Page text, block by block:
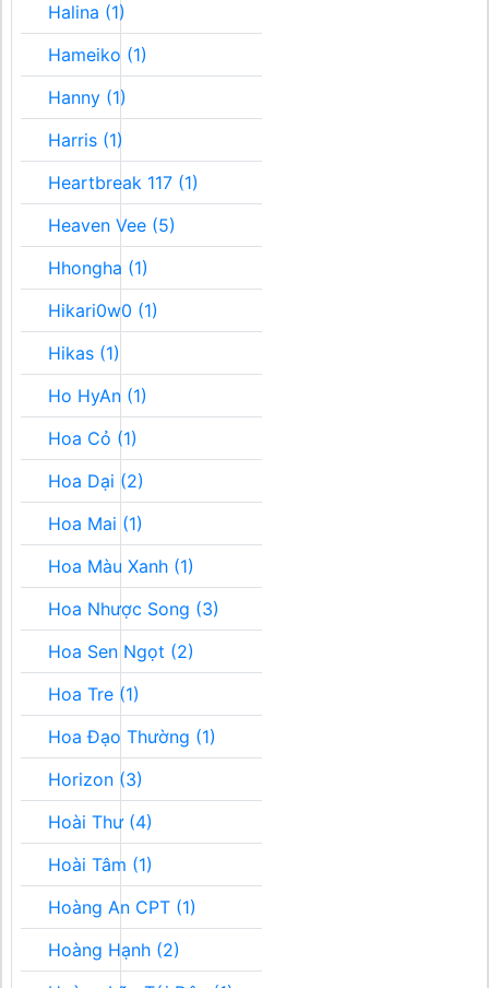
Halina (1)
Hameiko (1)
Hanny (1)
Harris (1)
Heartbreak 117 (1)
Heaven Vee (5)
Hhongha (1)
Hikari0w0 (1)
Hikas (1)
Ho HyAn (1)
Hoa Cỏ (1)
Hoa Dại (2)
Hoa Mai (1)
Hoa Màu Xanh (1)
Hoa Nhược Song (3)
Hoa Sen Ngọt (2)
Hoa Tre (1)
Hoa Đạo Thường (1)
Horizon (3)
Hoài Thư (4)
Hoài Tâm (1)
Hoàng An CPT (1)
Hoàng Hạnh (2)